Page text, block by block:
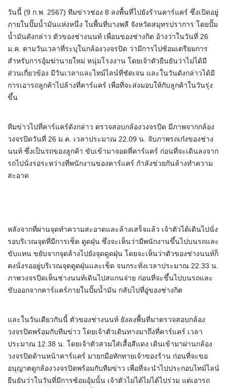
วันนี้ (9 ก.พ. 2567) ทีมข่าวช่อง 8 ลงพื้นที่ไปยังร้านคาร์แคร์ ซึ่งเปิดอยู่
ภายในปั๊มน้ำมันแห่งหนึ่ง ในพื้นที่บางพลี จังหวัดสมุทรปราการ โดยปั๊ม
น้ำมันดังกล่าว ตัวของช่างนนท์ เพื่อนของช่างกิต อ้างว่าในวันที่ 26
ม.ค. ตามวันเวลาที่ระบุในกล้องวงจรปิด ว่ามีการไปซ้อมเตรียมการ
สำหรับการอุ้มฆ่านายใหม่ หนุ่มโรงงาน โดยเจ้าตัวยืนยันว่าไม่ได้มี
ส่วนเกี่ยวข้อง มีวันเวลาและไทม์ไลน์ที่ชัดเจน และในวันดังกล่าวได้มี
การเอารถลูกค้าไปล้างที่คาร์แคร์ เพื่อที่จะส่งมอบให้กับลูกค้าในวันรุ่ง
ขึ้น
ทีมข่าวไปที่คาร์แคร์ดังกล่าว ตรวจสอบกล้องวงจรปิด มีภาพจากกล้อง
วงจรปิดวันที่ 26 ม.ค. เวลาประมาณ 22.09 น. จับภาพรถเก๋งของช่าง
นนท์ ซึ่งเป็นรถของลูกค้า ขับเข้ามาจอดที่คาร์แคร์ ก่อนที่จะเดินลงจาก
รถไปนั่งรอระหว่างที่พนักงานของคาร์แคร์ กำลังช่วยกันล้างทำความ
สะอาด
หลังจากที่ผ่านจุดทำความสะอาดและล้างเสร็จแล้ว เจ้าตัวได้เดินไปนั่ง
รอบริเวณจุดที่มีการเช็ด ดูดฝุ่น ซึ่งจะเห็นว่ามีพนักงานขึ้นไปบนรถและ
ขับแทน ขยับจากจุดล้างไปยังจุดดูดฝุ่น โดยจะเห็นว่าตัวของช่างนนท์ก็
คงนั่งรออยู่บริเวณจุดดูดฝุ่นและเช็ด จนกระทั่งเวลาประมาณ 22.33 น.
ภาพวงจรปิดเห็นช่างนนท์เดินไปสแกนจ่าย ก่อนที่จะขึ้นไปบนรถและ
ขับออกจากคาร์แคร์ภายในปั๊มน้ำมัน กลับไปที่อู่ของช่างกิต
และในวันเดียวกันนี้ ตัวของช่างนนท์ ยังลงพื้นที่มาตรวจสอบกล้อง
วงจรปิดพร้อมกับทีมข่าว โดยเจ้าตัวเดินทางมาถึงที่คาร์แคร์ เวลา
ประมาณ 12.38 น. โดยเจ้าตัวสวมใส่เสื้อสีแดง เดินเข้ามาผ่านกล้อง
วงจรปิดด้านหน้าคาร์แคร์ มายกมือทักทายเจ้าของร้าน ก่อนที่จะขอ
อนุญาตดูกล้องวงจรปิดพร้อมกับทีมข่าว เพื่อที่จะนำไปประกอบไทม์ไลน์
ยืนยันว่าในวันที่มีการซ้อมอุ้มนั้น เจ้าตัวไม่ได้ไม่ได้ไปร่วม แต่เอารถ